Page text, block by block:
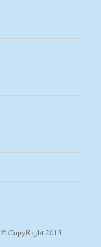
© CopyRight 2013-